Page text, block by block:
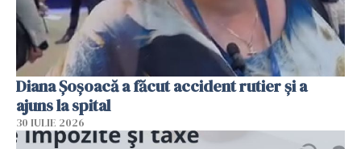
Diana Șoșoacă a făcut accident rutier și a
ajuns la spital
30 IULIE 2026